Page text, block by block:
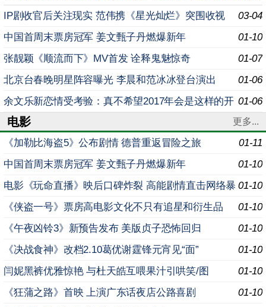
03-04
IP剧收官后关注现实 范伟携《星光灿烂》突围收视
01-10
中国首周末票房冠军 姜文甄子丹燃爆新年
01-07
张靓颖《顺流而下》MV首发 诠释鬼魅惊奇
01-06
北京台春晚明星阵容曝光 李晨和范冰冰登台演出
01-06
余文乐新恋情受考验：真不希望2017年会是这样的开
始
电影 更多...
01-11
《加勒比海盗5》公布剧情 德普重返冒险之旅
01-10
中国首周末票房冠军 姜文甄子丹燃爆新年
01-10
电影《玩命直播》映后口碑炸裂 高能剧情直击网络暴
力
01-10
《侠盗一号》票房高电影文化不只有追星和衍生品
01-10
《午夜凶铃3》新预告发布 美版贞子恐怖回归
01-10
《决战食神》改档2.10葛优谢霆锋元宵见“面”
01-10
闫妮黑裤优雅惊艳 与杜天皓互喂果汁引哄笑/图
01-10
《狂蒲之路》首映 上演广东话夜店公路喜剧